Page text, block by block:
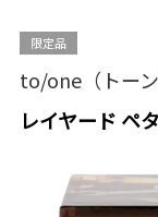
限定品
to/one（トーン
レイヤード ペ